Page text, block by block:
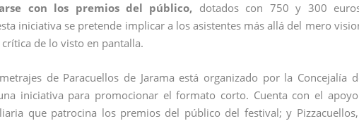
con los premios del público, dotados con 750 y 300
iniciativa se pretende implicar a los asistentes más allá del mero
de lo visto en pantalla.
de Paracuellos de Jarama está organizado por la Concejalía
iniciativa para promocionar el formato corto. Cuenta con el
que patrocina los premios del público del festival; y